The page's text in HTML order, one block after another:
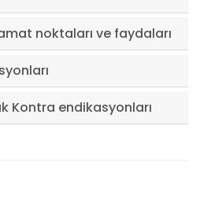
noktaları ve faydaları
Kontra endikasyonları